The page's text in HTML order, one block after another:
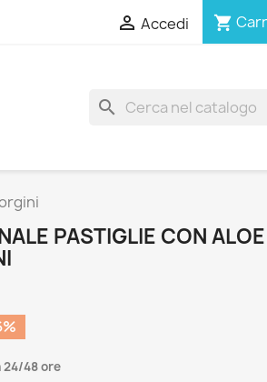
 Accedi shopping_cart
search
PASTIGLIE CON
24/48 ore